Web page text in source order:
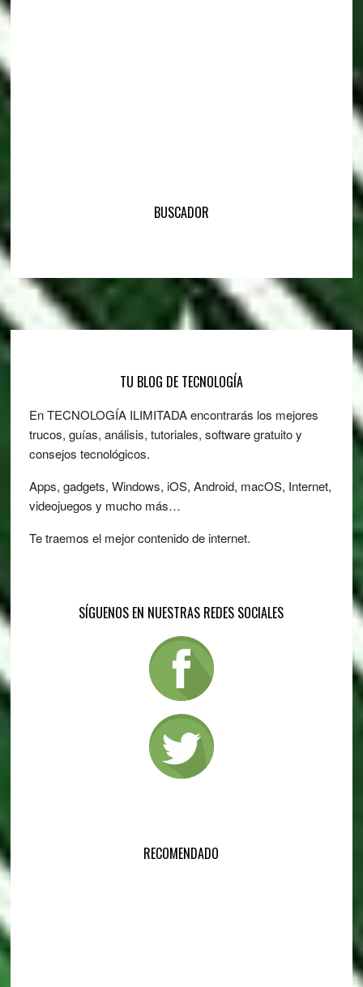
BUSCADOR
TU BLOG DE TECNOLOGÍA
En TECNOLOGÍA ILIMITADA encontrarás los mejores
trucos, guías, análisis, tutoriales, software gratuito y
consejos tecnológicos.
Apps, gadgets, Windows, iOS, Android, macOS, Internet,
videojuegos y mucho más…
Te traemos el mejor contenido de internet.
SÍGUENOS EN NUESTRAS REDES SOCIALES
RECOMENDADO